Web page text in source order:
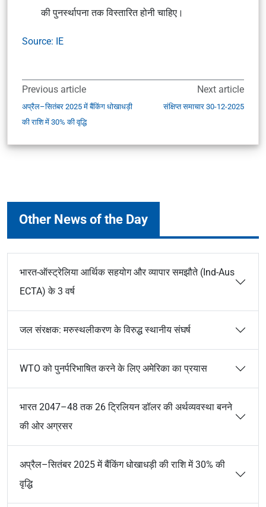
की पुनर्स्थापना तक विस्तारित होनी चाहिए।
Source: IE
Previous article
अप्रैल–सितंबर 2025 में बैंकिंग धोखाधड़ी
की राशि में 30% की वृद्धि
Next article
संक्षिप्त समाचार 30-12-2025
Other News of the Day
भारत-ऑस्ट्रेलिया आर्थिक सहयोग और व्यापार समझौते (Ind-Aus
ECTA) के 3 वर्ष
जल संरक्षक: मरुस्थलीकरण के विरुद्ध स्थानीय संघर्ष
WTO को पुनर्परिभाषित करने के लिए अमेरिका का प्रयास
भारत 2047–48 तक 26 ट्रिलियन डॉलर की अर्थव्यवस्था बनने
की ओर अग्रसर
अप्रैल–सितंबर 2025 में बैंकिंग धोखाधड़ी की राशि में 30% की
वृद्धि